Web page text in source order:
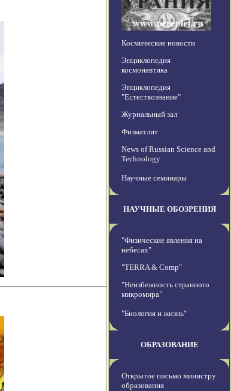
Космические новости
Энциклопедия
космонавтика
Энциклопедия
"Естествознание"
Журнальный зал
Физматлит
News of Russian Science and
Technology
Научные семинары
НАУЧНЫЕ ОБОЗРЕНИЯ
"Физические явления на
небесах"
"TERRA & Comp"
"Неизбежность странного
микромира"
"Биология и жизнь"
ОБРАЗОВАНИЕ
Открытое письмо министру
образования